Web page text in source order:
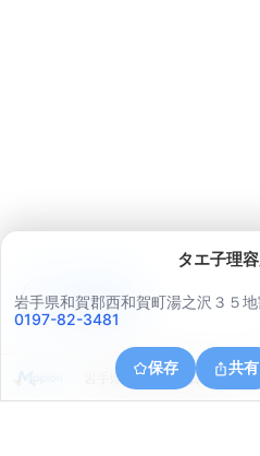
タエ子理
岩手県和賀郡西和賀町湯之沢３５
0197-82-3481
保存 共有
岩手県和賀郡西和賀町上野々
アプリで見る